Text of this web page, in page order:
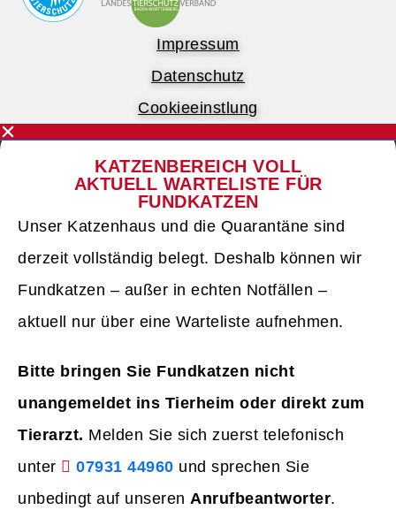
Impressum
Datenschutz
Cookieeinstlung
KATZENBEREICH VOLL
AKTUELL WARTELISTE FÜR
FUNDKATZEN
Unser Katzenhaus und die Quarantäne sind
derzeit vollständig belegt. Deshalb können wir
Fundkatzen – außer in echten Notfällen –
aktuell nur über eine Warteliste aufnehmen.
Bitte bringen Sie Fundkatzen nicht
unangemeldet ins Tierheim oder direkt zum
Tierarzt. Melden Sie sich zuerst telefonisch
unter
07931 44960 und sprechen Sie
unbedingt auf unseren Anrufbeantworter.